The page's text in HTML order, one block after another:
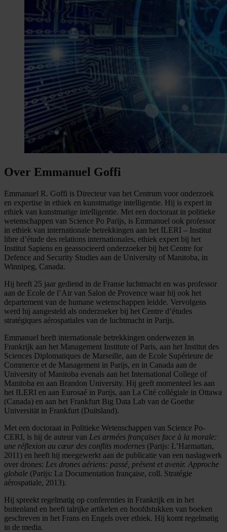
Over Emmanuel Goffi
Emmanuel R. Goffi is Directeur van het Centrum voor onderzoek
en expertise in ethiek en kunstmatige intelligentie. Hij is expert in
ethiek van kunstmatige intelligentie. Met een doctoraat in politieke
wetenschappen van Science Po Parijs, is Emmanuel ook professor
in ethiek van internationale betrekkingen aan het ILERI – Institut
libre d’étude des relations internationales, ethiek expert bij het
Institut Sapiens en geassocieerd onderzoeker bij het Centre for
Defence and Security Studies aan de University of Manitoba, in
Winnipeg, Canada.
Hij heeft 25 jaar gediend in de Franse luchtmacht en was professor
aan de Ecole de l’Air van Salon de Provence waar hij ook het
departement van de humane wetenschappen leidde. Vervolgens
werd hij aangesteld als onderzoeker bij het Centre d’études
stratégiques aérospatiales van de luchtmacht in Parijs.
Emmanuel heeft internationale betrekkingen onderwezen in
Frankrijk aan het Management Institute of Paris, aan het Institut des
Sciences Diplomatiques de Marseille, aan de Ecole Supérieure de
Commerce et de Management in Parijs, en in Canada aan de
University of Manitoba evenals aan het International College of
Manitoba en aan Brandon University. Hij geeft momenteel les aan
het ILERI en aan Eurosaé in Parijs, aan La Cité collégiale in Ottawa
(Canada) en aan het Frankfurt Big Data Lab van de Goethe
Universität in Frankfurt (Duitsland).
Met een doctoraat in Politieke Wetenschappen van Science Po-
CERI, is hij de auteur van Les armées françaises face à la morale:
une réflexion au cœur des conflits modernes (Parijs: L’Harmattan,
2011) en heeft hij meegewerkt aan de publicatie van een naslagwerk
over drones: Les drones aériens: passé, présent et avenir. Approche
globale (Parijs: La Documentation française, coll. Stratégie
aérospatiale, 2013).
Hij spreekt regelmatig op conferenties in Frankrijk en in het
buitenland en heeft talrijke artikelen en hoofdstukken van boeken
geschreven in het Frans en Engels over ethiek. Hij komt regelmatig
in de media.